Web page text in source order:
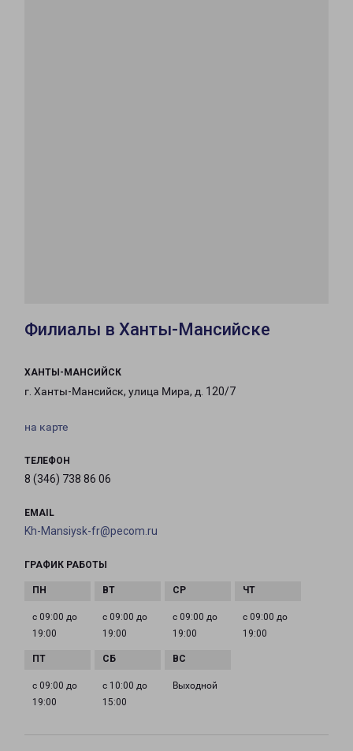
Филиалы в Ханты-Мансийске
ХАНТЫ-МАНСИЙСК
г. Ханты-Мансийск, улица Мира, д. 120/7
на карте
ТЕЛЕФОН
8 (346) 738 86 06
EMAIL
Kh-Mansiysk-fr@pecom.ru
ГРАФИК РАБОТЫ
с 09:00 до
19:00
с 09:00 до
19:00
с 09:00 до
19:00
с 09:00 до
19:00
с 09:00 до
19:00
с 10:00 до
15:00
Выходной